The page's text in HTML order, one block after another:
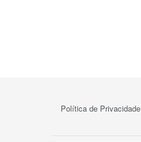
Política de Privacidade